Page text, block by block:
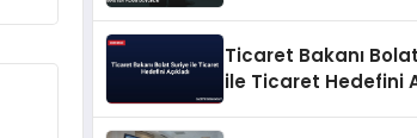
Ticaret Bakanı
ile Ticaret Hedefini